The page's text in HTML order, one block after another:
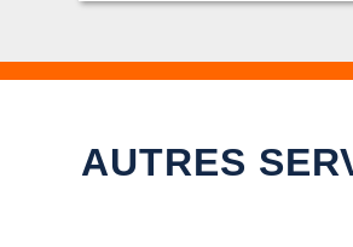
AUTRES